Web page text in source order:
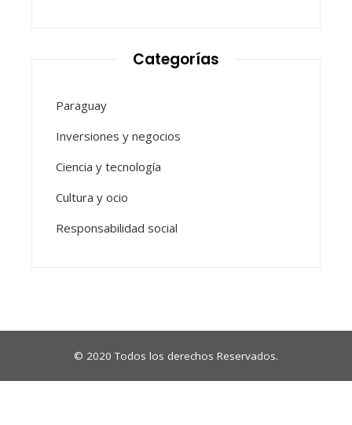
Categorías
Paraguay
Inversiones y negocios
Ciencia y tecnología
Cultura y ocio
Responsabilidad social
© 2020 Todos los derechos Reservados.